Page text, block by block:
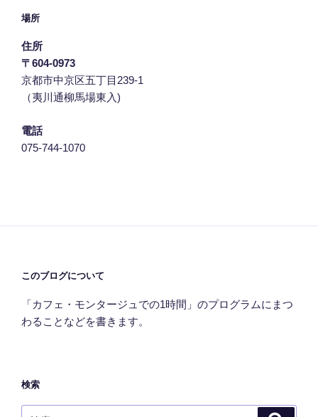
場所
住所
〒604-0973
京都市中京区五丁目239‐1
（夷川通柳馬場東入)
電話
075-744-1070
このブログについて
「カフェ・モンタージュでの1時間」のプログラムにまつ
わることなどを書きます。
検索